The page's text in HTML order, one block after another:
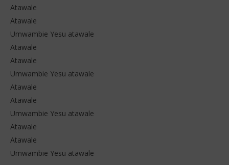
Atawale
Atawale
Umwambie Yesu atawale
Atawale
Atawale
Umwambie Yesu atawale
Atawale
Atawale
Umwambie Yesu atawale
Atawale
Atawale
Umwambie Yesu atawale